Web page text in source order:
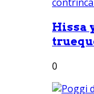
Hissa
0